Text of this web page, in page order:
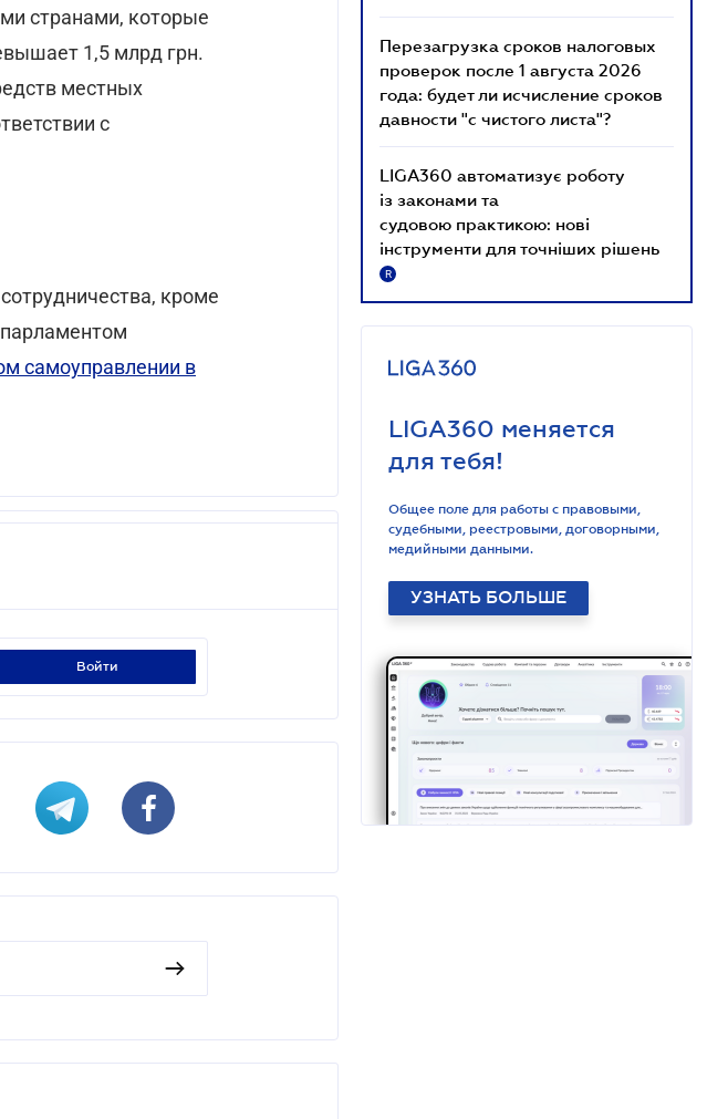
странами, которые
1,5 млрд грн.
местных
с
кроме
самоуправлении в
войти
Перезагрузка сроков налоговых
проверок после 1 августа 2026
года: будет ли исчисление сроков
давности "с чистого листа"?
LIGA360 автоматизує роботу
із законами та
судовою практикою: нові
інструменти для точніших рішень
R
LIGA360 меняется
для тебя!
Общее поле для работы с правовыми,
судебными, реестровыми, договорными,
медийными данными.
УЗНАТЬ БОЛЬШЕ